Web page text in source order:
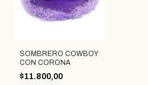
SOMBRERO COWBOY
CON CORONA
$11.800,00